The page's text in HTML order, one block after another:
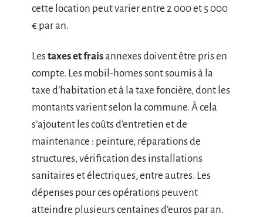
cette location peut varier entre 2 000 et 5 000
€ par an.
Lestaxes et fraisannexes doivent être pris en
compte. Les mobil-homes sont soumis à la
taxe d’habitation et à la taxe foncière, dont les
montants varient selon la commune. À cela
s’ajoutent les coûts d’entretien et de
maintenance : peinture, réparations de
structures, vérification des installations
sanitaires et électriques, entre autres. Les
dépenses pour ces opérations peuvent
atteindre plusieurs centaines d’euros par an.